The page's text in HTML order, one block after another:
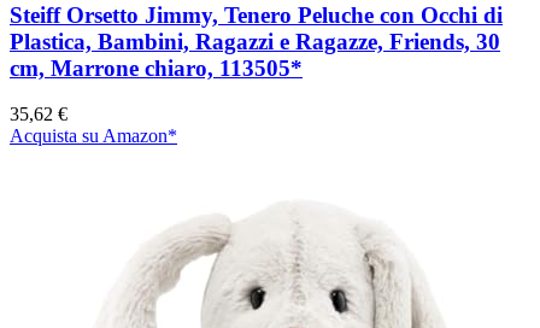
Steiff Orsetto Jimmy, Tenero Peluche con Occhi di
Plastica, Bambini, Ragazzi e Ragazze, Friends, 30
cm, Marrone chiaro, 113505*
35,62 €
Acquista su Amazon*